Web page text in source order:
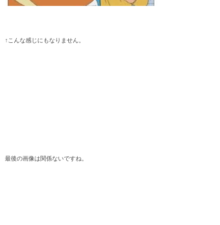
↑こんな感じにもなりません。
最後の画像は関係ないですね。